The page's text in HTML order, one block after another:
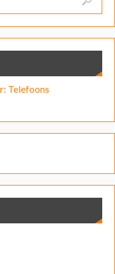
Telefoons